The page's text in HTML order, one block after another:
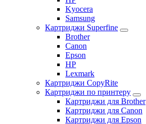
Kyocera
Samsung
Картриджи Superfine
Brother
Canon
Epson
HP
Lexmark
Картриджи CopyRite
Картриджи по принтеру
Картриджи для Brother
Картриджи для Canon
Картриджи для Epson